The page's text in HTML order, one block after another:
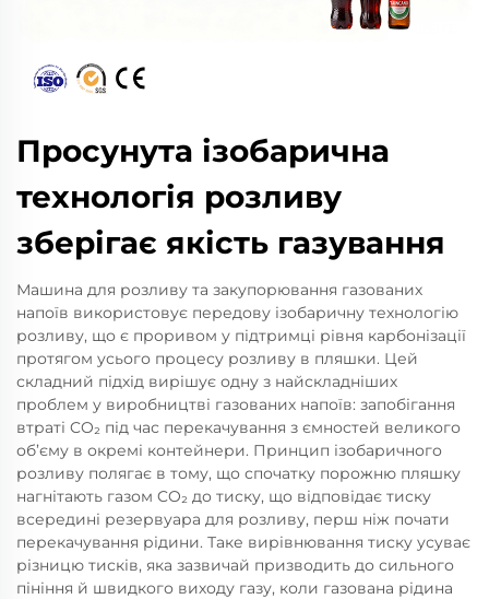
Просунута ізобарична
технологія розливу
зберігає якість газування
Машина для розливу та закупорювання газованих
напоїв використовує передову ізобаричну технологію
розливу, що є проривом у підтримці рівня карбонізації
протягом усього процесу розливу в пляшки. Цей
складний підхід вирішує одну з найскладніших
проблем у виробництві газованих напоїв: запобігання
втраті CO₂ під час перекачування з ємностей великого
об’єму в окремі контейнери. Принцип ізобаричного
розливу полягає в тому, що спочатку порожню пляшку
нагнітають газом CO₂ до тиску, що відповідає тиску
всередині резервуара для розливу, перш ніж почати
перекачування рідини. Таке вирівнювання тиску усуває
різницю тисків, яка зазвичай призводить до сильного
пініння й швидкого виходу газу, коли газована рідина